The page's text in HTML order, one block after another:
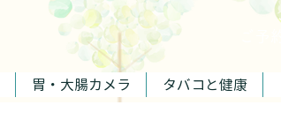
胃・大腸カメラ タバコと健康